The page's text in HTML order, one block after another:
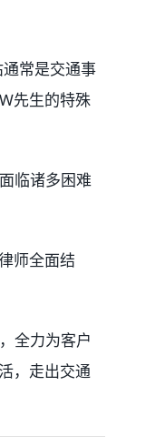
常是交通事
先生的特殊
临诸多困难
师全面结
全力为客户
，走出交通